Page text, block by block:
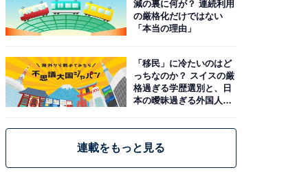
減の裏に何が？ 連続利用
の厳格化だけではない
「本当の理由」
「移民」に冷たいのはど
っちなのか？ スイスの厳
格過ぎる学歴選別と、日
本の曖昧過ぎる外国人政
連載をもっと見る